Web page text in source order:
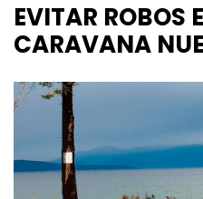
EVITAR ROBOS
CARAVANA